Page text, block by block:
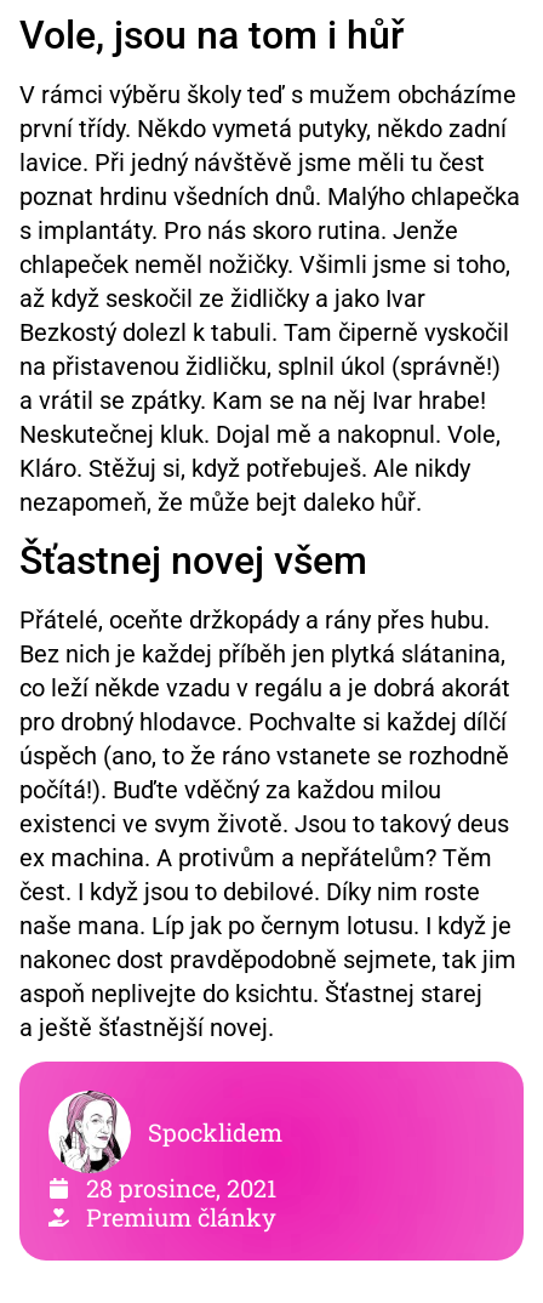
Vole, jsou na tom i hůř
V rámci výběru školy teď s mužem obcházíme
první třídy. Někdo vymetá putyky, někdo zadní
lavice. Při jedný návštěvě jsme měli tu čest
poznat hrdinu všedních dnů. Malýho chlapečka
s implantáty. Pro nás skoro rutina. Jenže
chlapeček neměl nožičky. Všimli jsme si toho,
až když seskočil ze židličky a jako Ivar
Bezkostý dolezl k tabuli. Tam čiperně vyskočil
na přistavenou židličku, splnil úkol (správně!)
a vrátil se zpátky. Kam se na něj Ivar hrabe!
Neskutečnej kluk. Dojal mě a nakopnul. Vole,
Kláro. Stěžuj si, když potřebuješ. Ale nikdy
nezapomeň, že může bejt daleko hůř.
Šťastnej novej všem
Přátelé, oceňte držkopády a rány přes hubu.
Bez nich je každej příběh jen plytká slátanina,
co leží někde vzadu v regálu a je dobrá akorát
pro drobný hlodavce. Pochvalte si každej dílčí
úspěch (ano, to že ráno vstanete se rozhodně
počítá!). Buďte vděčný za každou milou
existenci ve svym životě. Jsou to takový deus
ex machina. A protivům a nepřátelům? Těm
čest. I když jsou to debilové. Díky nim roste
naše mana. Líp jak po černym lotusu. I když je
nakonec dost pravděpodobně sejmete, tak jim
aspoň neplivejte do ksichtu. Šťastnej starej
a ještě šťastnější novej.
Spocklidem
28 prosince, 2021
Premium články